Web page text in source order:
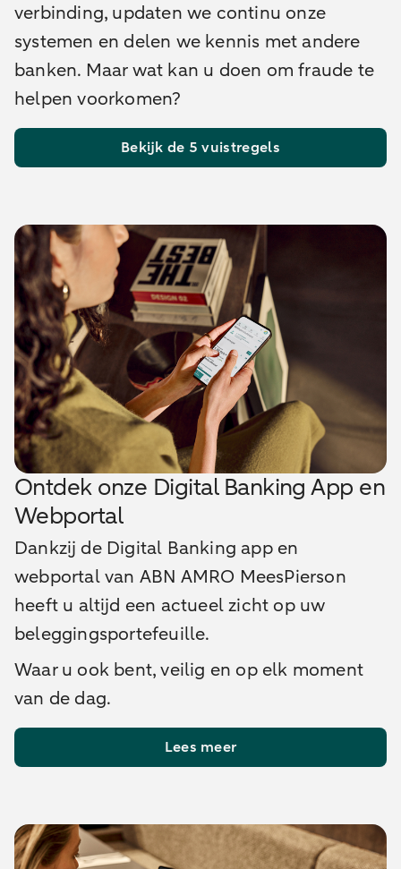
verbinding, updaten we continu onze
systemen en delen we kennis met andere
banken. Maar wat kan u doen om fraude te
helpen voorkomen?
Bekijk de 5 vuistregels
Ontdek onze Digital Banking App en
Webportal
Dankzij de Digital Banking app en
webportal van ABN AMRO MeesPierson
heeft u altijd een actueel zicht op uw
beleggingsportefeuille.
Waar u ook bent, veilig en op elk moment
van de dag.
Lees meer